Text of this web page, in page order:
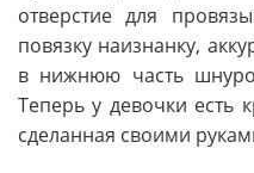
отверстие для
повязку наизнанку,
в нижнюю часть
Теперь у девочки есть
сделанная своими